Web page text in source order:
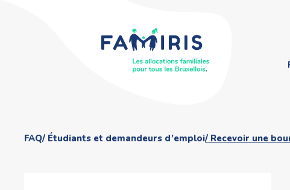
FAQ Étudiants et demandeurs d’emploi Recevoir une